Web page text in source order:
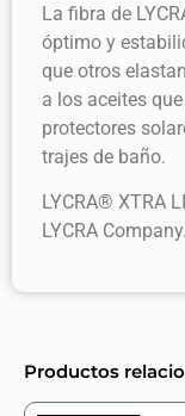
La fibra de
óptimo y
que otros
a los aceites
protectores
trajes de baño.
LYCRA® XTRA
LYCRA Company.
Productos